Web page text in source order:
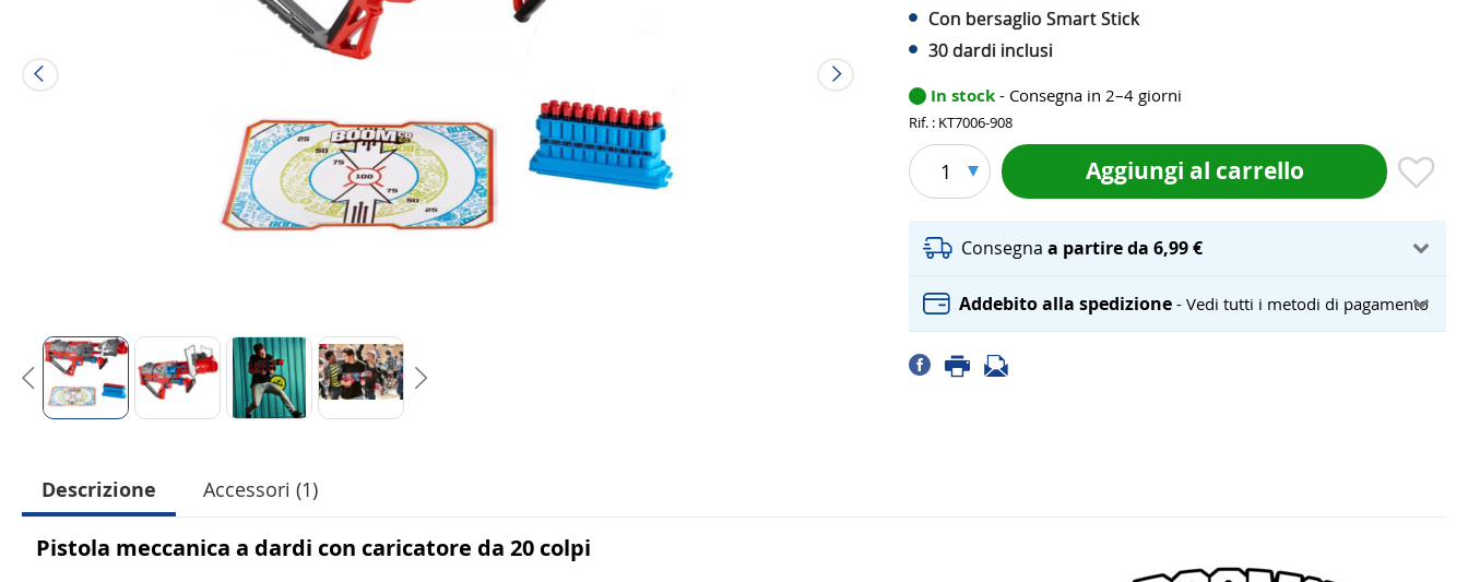
Con bersaglio Smart Stick
30 dardi inclusi
In stock - Consegna in 2–4 giorni
Rif. : KT7006-908
1 Aggiungi al carrello
Consegnaa partire da 6,99 €
Addebito alla spedizione- Vedi tutti i metodi di pagamento
Descrizione Accessori (1)
Pistola meccanica a dardi con caricatore da 20 colpi